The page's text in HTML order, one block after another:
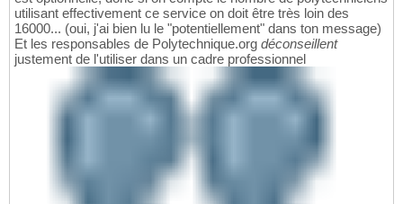
utilisant effectivement ce service on doit être très loin des
16000... (oui, j'ai bien lu le "potentiellement" dans ton message)
Et les responsables de Polytechnique.org déconseillent
justement de l'utiliser dans un cadre professionnel